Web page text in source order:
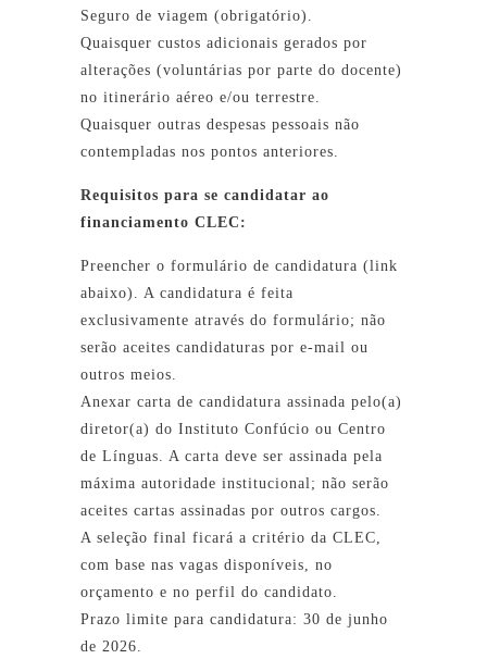
Seguro de viagem (obrigatório).
Quaisquer custos adicionais gerados por
alterações (voluntárias por parte do docente)
no itinerário aéreo e/ou terrestre.
Quaisquer outras despesas pessoais não
contempladas nos pontos anteriores.
Requisitos para se candidatar ao
financiamento CLEC:
Preencher o formulário de candidatura (link
abaixo). A candidatura é feita
exclusivamente através do formulário; não
serão aceites candidaturas por e-mail ou
outros meios.
Anexar carta de candidatura assinada pelo(a)
diretor(a) do Instituto Confúcio ou Centro
de Línguas. A carta deve ser assinada pela
máxima autoridade institucional; não serão
aceites cartas assinadas por outros cargos.
A seleção final ficará a critério da CLEC,
com base nas vagas disponíveis, no
orçamento e no perfil do candidato.
Prazo limite para candidatura: 30 de junho
de 2026.